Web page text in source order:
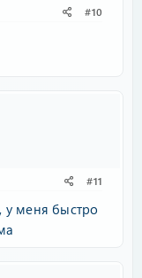
#10
#11
у меня быстро